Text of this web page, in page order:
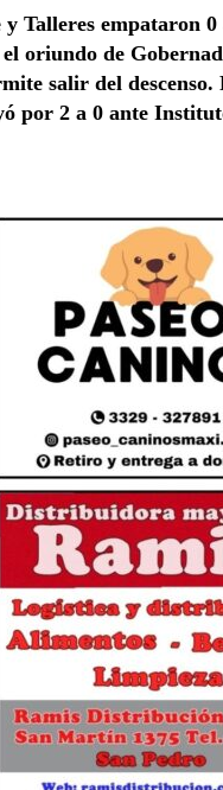
Talleres empataron
oriundo de
salir del
por 2 a 0 ante